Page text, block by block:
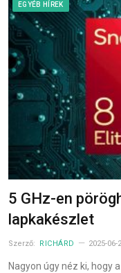
EGYÉB HÍREK
5 GHz-en
lapkakészlet
Szerző: RICHÁRD 2025-06-
Nagyon úgy néz ki, hogy